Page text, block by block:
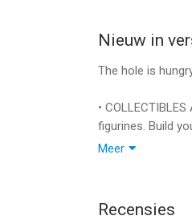
Nieuw in
The hole is
•
figurines. Build
way. Got
Swallow it all.
Meer
Recensies